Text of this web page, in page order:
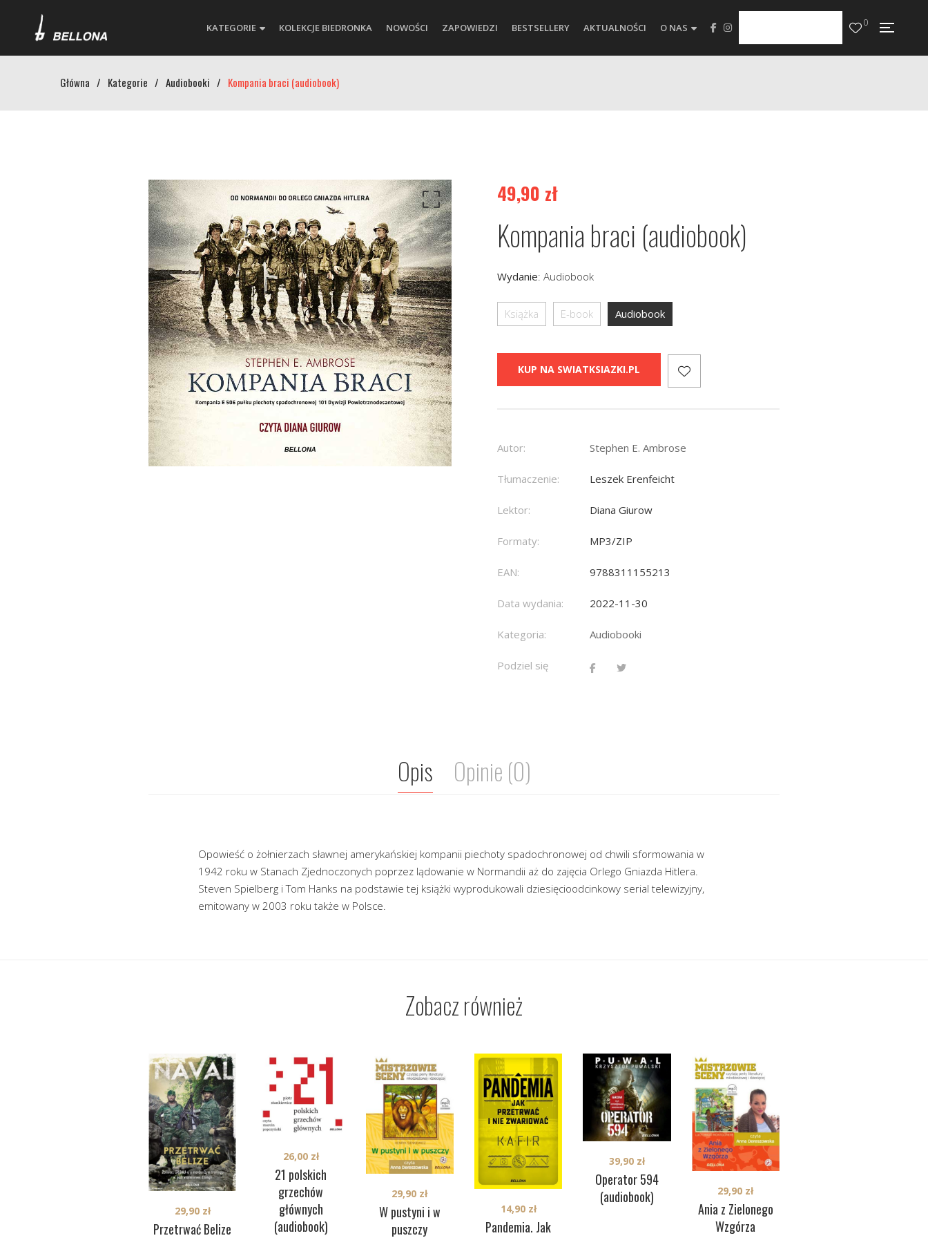
KATEGORIE KOLEKCJE BIEDRONKA NOWOŚCI ZAPOWIEDZI BESTSELLERY AKTUALNOŚCI O NAS 0
Główna / Kategorie / Audiobooki / Kompania braci (audiobook)
49,90 zł
Kompania braci (audiobook)
Wydanie: Audiobook
Książka E-book Audiobook
KUP NA SWIATKSIAZKI.PL
Autor: Stephen E. Ambrose
Tłumaczenie: Leszek Erenfeicht
Lektor: Diana Giurow
Formaty: MP3/ZIP
EAN: 9788311155213
Data wydania: 2022-11-30
Kategoria: Audiobooki
Podziel się
Opis Opinie (0)
Opowieść o żołnierzach sławnej amerykańskiej kompanii piechoty spadochronowej od chwili sformowania w
1942 roku w Stanach Zjednoczonych poprzez lądowanie w Normandii aż do zajęcia Orlego Gniazda Hitlera.
Steven Spielberg i Tom Hanks na podstawie tej książki wyprodukowali dziesięcioodcinkowy serial telewizyjny,
emitowany w 2003 roku także w Polsce.
Zobacz również
Przetrwać Belize
29,90 zł
21 polskich
grzechów
głównych
(audiobook)
26,00 zł
W pustyni i w
puszczy
29,90 zł
Pandemia. Jak
14,90 zł
Operator 594
(audiobook)
39,90 zł
Ania z Zielonego
Wzgórza
29,90 zł